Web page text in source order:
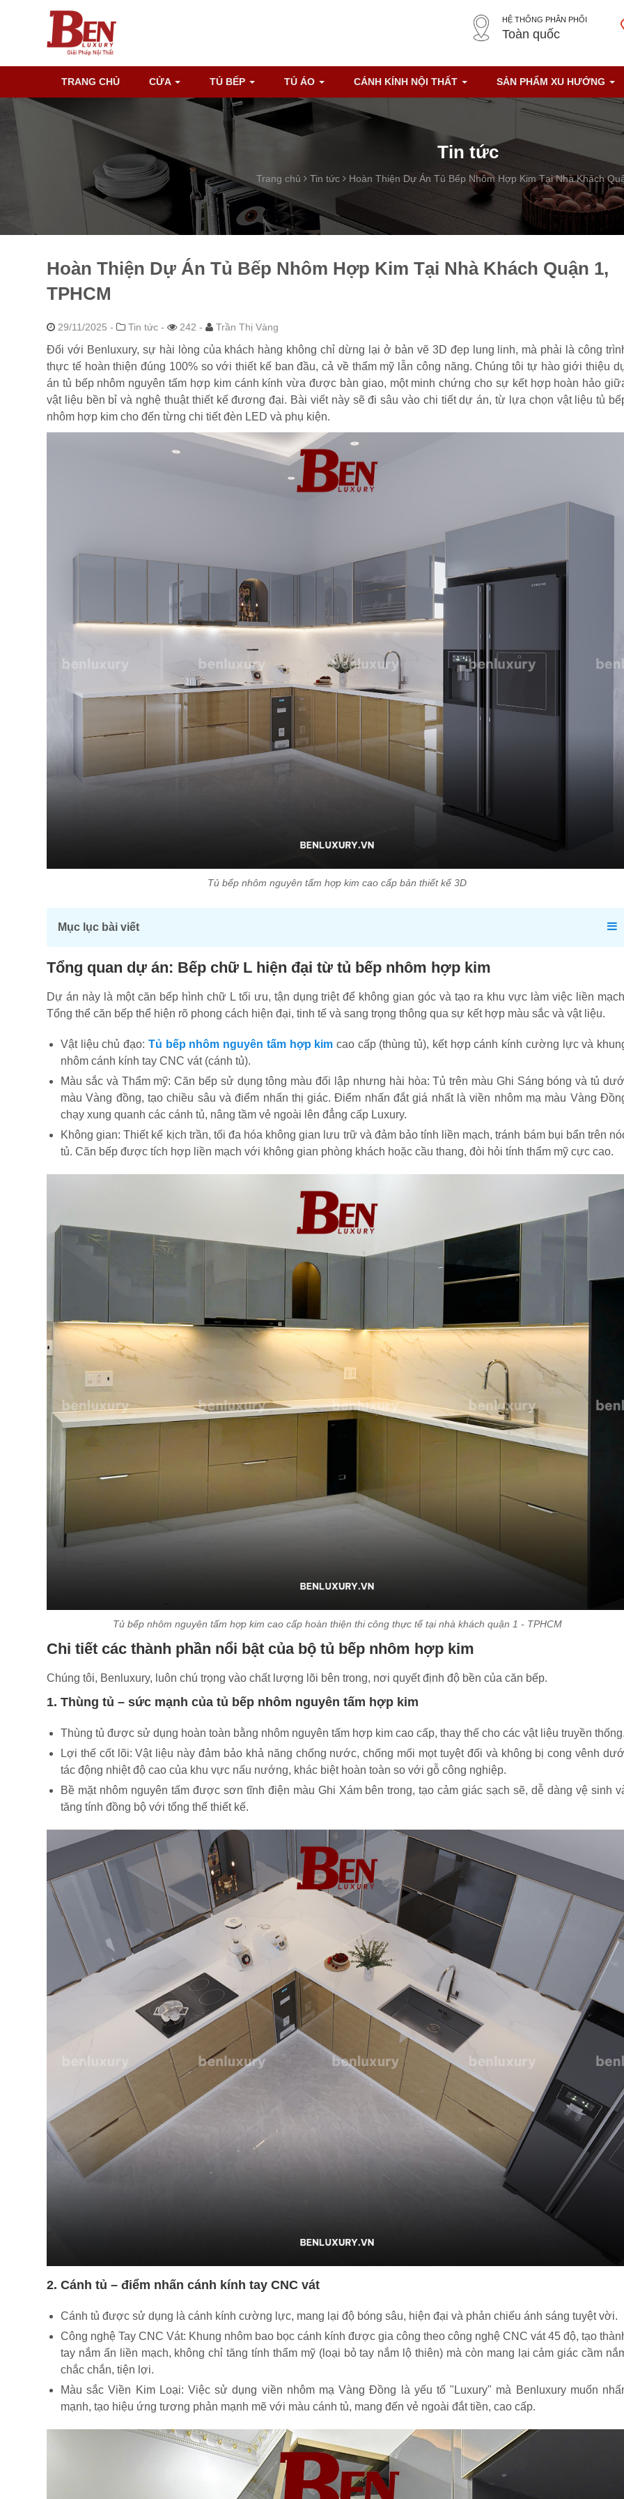
HỆ THỐNG PHÂN PHỐI
Toàn quốc
TRANG CHỦ CỬA TỦ BẾP TỦ ÁO CÁNH KÍNH NỘI THẤT SẢN PHẨM XU HƯỚNG
Tin tức
Trang chủ Tin tức Hoàn Thiện Dự Án Tủ Bếp Nhôm Hợp Kim Tại Nhà Khách
Hoàn Thiện Dự Án Tủ Bếp Nhôm Hợp Kim Tại Nhà Khách Quận 1,
TPHCM
29/11/2025 - Tin tức - 242 - Trần Thị Vàng
Đối với Benluxury, sự hài lòng của khách hàng không chỉ dừng lại ở bản vẽ 3D đẹp lung linh, mà phải là công
thực tế hoàn thiện đúng 100% so với thiết kế ban đầu, cả về thẩm mỹ lẫn công năng. Chúng tôi tự hào giới thiệu
án tủ bếp nhôm nguyên tấm hợp kim cánh kính vừa được bàn giao, một minh chứng cho sự kết hợp hoàn hảo
vật liệu bền bỉ và nghệ thuật thiết kế đương đại. Bài viết này sẽ đi sâu vào chi tiết dự án, từ lựa chọn vật liệu tủ
nhôm hợp kim cho đến từng chi tiết đèn LED và phụ kiện.
Tủ bếp nhôm nguyên tấm hợp kim cao cấp bản thiết kế 3D
Mục lục bài viết
Tổng quan dự án: Bếp chữ L hiện đại từ tủ bếp nhôm hợp kim
Dự án này là một căn bếp hình chữ L tối ưu, tận dụng triệt để không gian góc và tạo ra khu vực làm việc liền
Tổng thể căn bếp thể hiện rõ phong cách hiện đại, tinh tế và sang trọng thông qua sự kết hợp màu sắc và vật liệu.
Vật liệu chủ đạo: Tủ bếp nhôm nguyên tấm hợp kim cao cấp (thùng tủ), kết hợp cánh kính cường lực và
nhôm cánh kính tay CNC vát (cánh tủ).
Màu sắc và Thẩm mỹ: Căn bếp sử dụng tông màu đối lập nhưng hài hòa: Tủ trên màu Ghi Sáng bóng và tủ
màu Vàng đồng, tạo chiều sâu và điểm nhấn thị giác. Điểm nhấn đắt giá nhất là viền nhôm mạ màu Vàng
chạy xung quanh các cánh tủ, nâng tầm vẻ ngoài lên đẳng cấp Luxury.
Không gian: Thiết kế kịch trần, tối đa hóa không gian lưu trữ và đảm bảo tính liền mạch, tránh bám bụi bẩn trên
tủ. Căn bếp được tích hợp liền mạch với không gian phòng khách hoặc cầu thang, đòi hỏi tính thẩm mỹ cực cao.
Tủ bếp nhôm nguyên tấm hợp kim cao cấp hoàn thiện thi công thực tế tại nhà khách quận 1 - TPHCM
Chi tiết các thành phần nổi bật của bộ tủ bếp nhôm hợp kim
Chúng tôi, Benluxury, luôn chú trọng vào chất lượng lõi bên trong, nơi quyết định độ bền của căn bếp.
1. Thùng tủ – sức mạnh của tủ bếp nhôm nguyên tấm hợp kim
Thùng tủ được sử dụng hoàn toàn bằng nhôm nguyên tấm hợp kim cao cấp, thay thế cho các vật liệu truyền thống.
Lợi thế cốt lõi: Vật liệu này đảm bảo khả năng chống nước, chống mối mọt tuyệt đối và không bị cong vênh
tác động nhiệt độ cao của khu vực nấu nướng, khác biệt hoàn toàn so với gỗ công nghiệp.
Bề mặt nhôm nguyên tấm được sơn tĩnh điện màu Ghi Xám bên trong, tạo cảm giác sạch sẽ, dễ dàng vệ sinh
tăng tính đồng bộ với tổng thể thiết kế.
2. Cánh tủ – điểm nhấn cánh kính tay CNC vát
Cánh tủ được sử dụng là cánh kính cường lực, mang lại độ bóng sâu, hiện đại và phản chiếu ánh sáng tuyệt vời.
Công nghệ Tay CNC Vát: Khung nhôm bao bọc cánh kính được gia công theo công nghệ CNC vát 45 độ, tạo
tay nắm ẩn liền mạch, không chỉ tăng tính thẩm mỹ (loại bỏ tay nắm lộ thiên) mà còn mang lại cảm giác cầm
chắc chắn, tiện lợi.
Màu sắc Viền Kim Loại: Việc sử dụng viền nhôm mạ Vàng Đồng là yếu tố "Luxury" mà Benluxury muốn
mạnh, tạo hiệu ứng tương phản mạnh mẽ với màu cánh tủ, mang đến vẻ ngoài đắt tiền, cao cấp.